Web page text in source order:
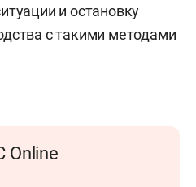
и остановку
с такими методами
Online